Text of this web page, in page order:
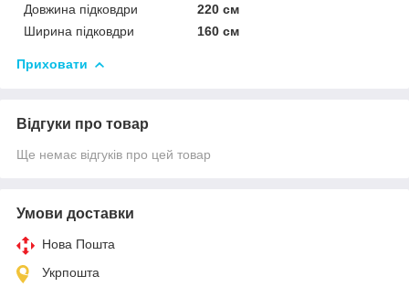
Довжина підковдри
220 см
Ширина підковдри
160 см
Приховати
Відгуки про товар
Ще немає відгуків про цей товар
Умови доставки
Нова Пошта
Укрпошта